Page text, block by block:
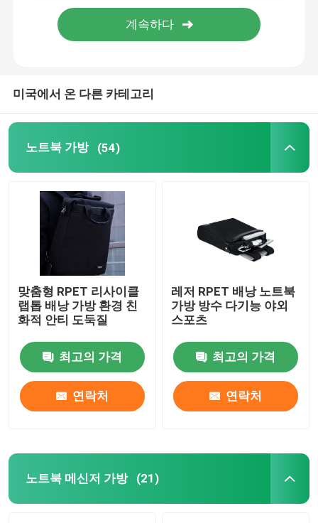
미국에서 온 다른 카테고리
노트북 가방 (54)
맞춤형 RPET 리사이클
랩톱 배낭 가방 환경 친
화적 안티 도둑질
최고의 가격
연락처
레저 RPET 배낭 노트북
가방 방수 다기능 야외
스포츠
최고의 가격
연락처
노트북 메신저 가방 (21)